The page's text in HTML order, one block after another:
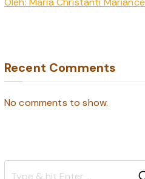
Recent Comments
No comments to show.